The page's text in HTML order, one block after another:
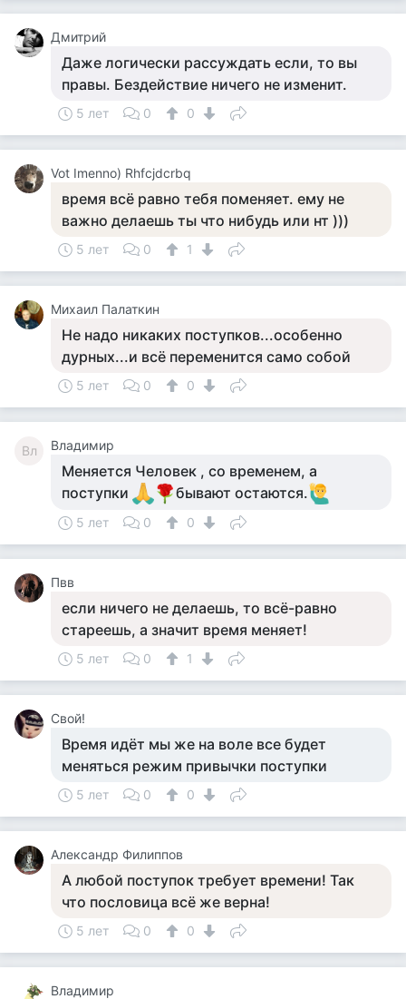
Дмитрий
Даже логически рассуждать если, то вы
правы. Бездействие ничего не изменит.
5 лет 0 0
Vot Imenno) Rhfcjdcrbq
время всё равно тебя поменяет. ему не
важно делаешь ты что нибудь или нт )))
5 лет 0 1
Михаил Палаткин
Не надо никаких поступков...особенно
дурных...и всё переменится само собой
5 лет 0 0
Вл Владимир
Меняется Человек , со временем, а
поступки
бывают остаются.
5 лет 0 0
Пвв
если ничего не делаешь, то всё-равно
стареешь, а значит время меняет!
5 лет 0 1
Свой!
Время идёт мы же на воле все будет
меняться режим привычки поступки
5 лет 0 0
Александр Филиппов
А любой поступок требует времени! Так
что пословица всё же верна!
5 лет 0 0
Владимир